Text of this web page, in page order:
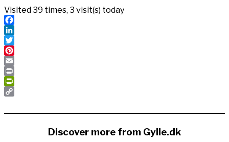
Visited 39 times, 3 visit(s) today
Facebook
LinkedIn
Twitter
Pinterest
Email
Print
PrintFriendly
Link
Discover more from Gylle.dk